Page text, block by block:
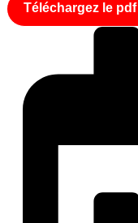
Téléchargez le pdf